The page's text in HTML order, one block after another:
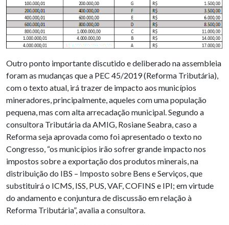
Outro ponto importante discutido e deliberado na assembleia
foram as mudanças que a PEC 45/2019 (Reforma Tributária),
com o texto atual, irá trazer de impacto aos municípios
mineradores, principalmente, aqueles com uma população
pequena, mas com alta arrecadação municipal. Segundo a
consultora Tributária da AMIG, Rosiane Seabra, caso a
Reforma seja aprovada como foi apresentado o texto no
Congresso, “os municípios irão sofrer grande impacto nos
impostos sobre a exportação dos produtos minerais, na
distribuição do IBS – Imposto sobre Bens e Serviços, que
substituirá o ICMS, ISS, PUS, VAF, COFINS e IPI; em virtude
do andamento e conjuntura de discussão em relação à
Reforma Tributária”, avalia a consultora.